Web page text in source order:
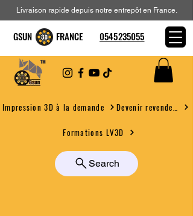
Impression 3D à la demande
Formations LV3D
Search
Livraison rapide depuis notre entrepôt en France.
GSUN FRANCE 0545235055